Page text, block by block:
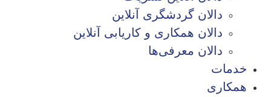
دالان گردشگری آنلاین
دالان همکاری و کاریابی آنلاین
دالان معرفی‌ها
خدمات
همکاری